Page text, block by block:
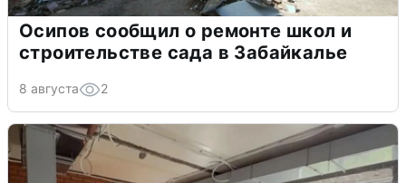
Осипов сообщил о ремонте школ и
строительстве сада в Забайкалье
8 августа 2